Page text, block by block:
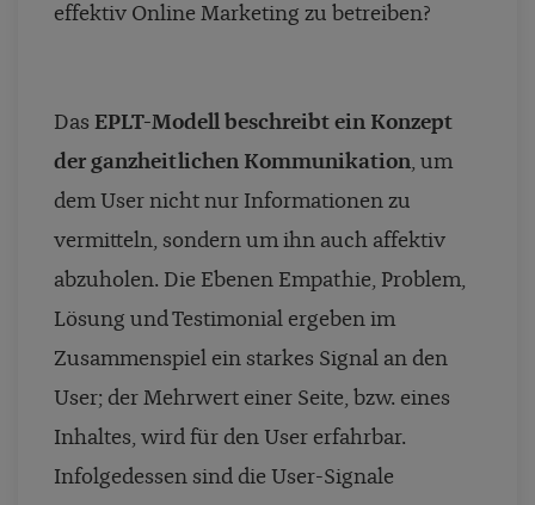
effektiv Online Marketing zu betreiben?
Das EPLT-Modell beschreibt ein Konzept
der ganzheitlichen Kommunikation, um
dem User nicht nur Informationen zu
vermitteln, sondern um ihn auch affektiv
abzuholen. Die Ebenen Empathie, Problem,
Lösung und Testimonial ergeben im
Zusammenspiel ein starkes Signal an den
User; der Mehrwert einer Seite, bzw. eines
Inhaltes, wird für den User erfahrbar.
Infolgedessen sind die User-Signale